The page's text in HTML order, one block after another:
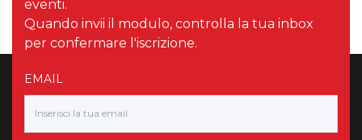
eventi.
Quando invii il modulo, controlla la tua inbox
per confermare l'iscrizione.
EMAIL